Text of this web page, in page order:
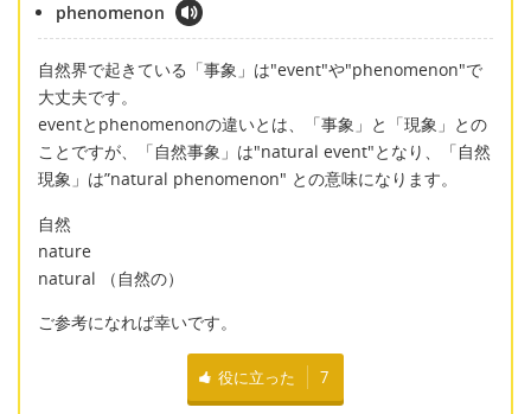
phenomenon
自然界で起きている「事象」は"event"や"phenomenon"で
大丈夫です。
eventとphenomenonの違いとは、「事象」と「現象」との
ことですが、「自然事象」は"natural event"となり、「自然
現象」は”natural phenomenon" との意味になります。
自然
nature
natural （自然の）
ご参考になれば幸いです。
役に立った 7